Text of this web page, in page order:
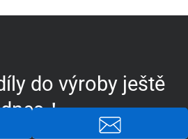
do výroby ještě
dnes！